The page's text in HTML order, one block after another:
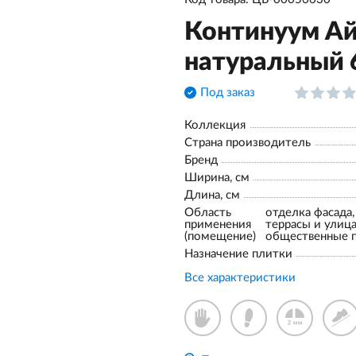
Континуум
натуральный
Под заказ
Коллекция
Страна производитель
Бренд
Ширина, см
Длина, см
Область
применения
(помещение)
отделка
террасы и
общественные
Назначение плитки
Все характеристики